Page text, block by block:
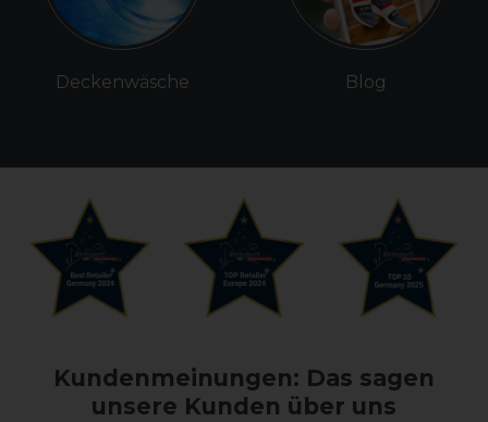
Deckenwäsche Blog
Kundenmeinungen: Das sagen
unsere Kunden über uns